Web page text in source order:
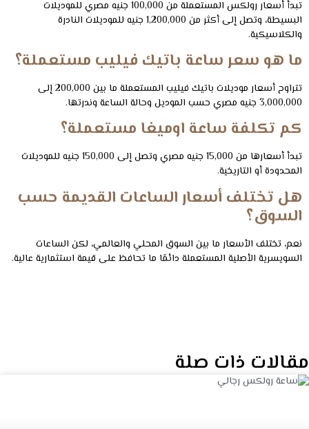
تبدأ أسعار رولكس المستعملة من 100,000 جنيه مصري للموديلات
البسيطة، وتصل إلى أكثر من 1,200,000 جنيه للموديلات النادرة
والكلاسيكية.
ما هو سعر ساعة باتيك فيليب مستعملة؟
تتراوح أسعار موديلات باتيك فيليب المستعملة ما بين 200,000 إلى
3,000,000 جنيه مصري حسب الموديل وحالة الساعة وندرتها.
كم تكلفة ساعة اوميغا مستعملة؟
تبدأ أسعارها من 15,000 جنيه مصري وتصل إلى 150,000 جنيه للموديلات
المحدودة أو التاريخية.
هل تختلف أسعار الساعات القديمة حسب
السوق؟
نعم، تختلف الأسعار ما بين السوق المحلي والعالمي، لكن الساعات
السويسرية الأصلية المستعملة دائمًا ما تحافظ على قيمة استثمارية عالية.
مقالات ذات صلة